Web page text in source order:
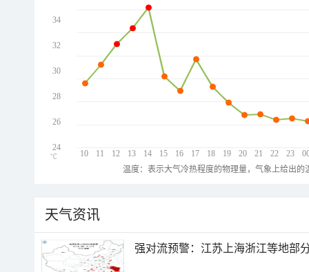
10 11 12 13 14 15 16 17 18 19 20 21 22 23
34
32
30
28
26
24
℃
温度：表示大气冷热程度的物理量，气象上给出
天气资讯
强对流预警：江苏上海浙江等地部